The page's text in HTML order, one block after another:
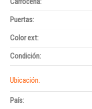
Puertas:
Color ext:
Condición:
Ubicación:
País: